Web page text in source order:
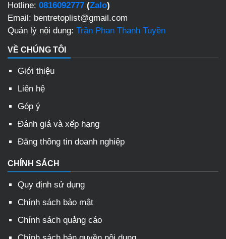
Hotline: 0816092777 (Zalo)
Email: bentretoplist@gmail.com
Quản lý nội dung: Trần Phan Thanh Tuyền
VỀ CHÚNG TÔI
Giới thiệu
Liên hệ
Góp ý
Đánh giá và xếp hạng
Đăng thông tin doanh nghiệp
CHÍNH SÁCH
Quy định sử dụng
Chính sách bảo mật
Chính sách quảng cáo